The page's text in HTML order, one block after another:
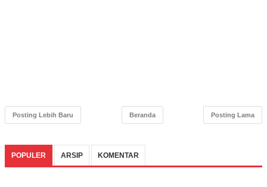
Posting Lebih Baru Posting Lama
Beranda
POPULER ARSIP KOMENTAR